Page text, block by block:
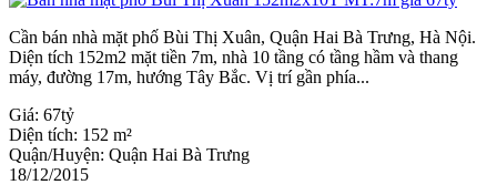
Cần bán nhà mặt phố Bùi Thị Xuân, Quận Hai Bà Trưng, Hà Nội.
Diện tích 152m2 mặt tiền 7m, nhà 10 tầng có tầng hầm và thang
máy, đường 17m, hướng Tây Bắc. Vị trí gần phía...
Giá: 67tỷ
Diện tích: 152 m²
Quận/Huyện: Quận Hai Bà Trưng
18/12/2015